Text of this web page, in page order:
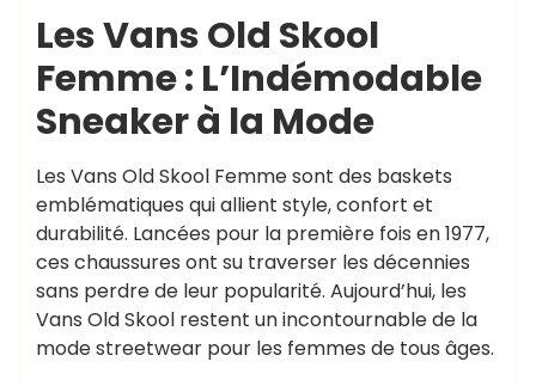
Les Vans Old Skool
Femme : L’Indémodable
Sneaker à la Mode
Les Vans Old Skool Femme sont des baskets
emblématiques qui allient style, confort et
durabilité. Lancées pour la première fois en 1977,
ces chaussures ont su traverser les décennies
sans perdre de leur popularité. Aujourd’hui, les
Vans Old Skool restent un incontournable de la
mode streetwear pour les femmes de tous âges.